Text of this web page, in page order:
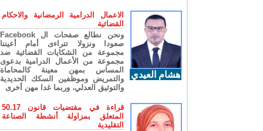
هشام العيدي
الاعمال الدرامية الرمضانية والاحكام
القضائية
ونحن نطالع صفحات ال Facebook
صعودا ونزولا تتراءى أمام أعيننا
مجموعة من الشكايات القضائية ضد
مجموعة من الأعمال الدرامية بدعوى
المساس بمهن معينة كالمحاماة
والتمريض وموظفين السكك الحديدية
والتوثيق العدلي، وربما غدا مهن أخرى
قراءة في مقتضيات قانون 50.17
المتعلق بمزاولة أنشطة الصناعة
التقليدية